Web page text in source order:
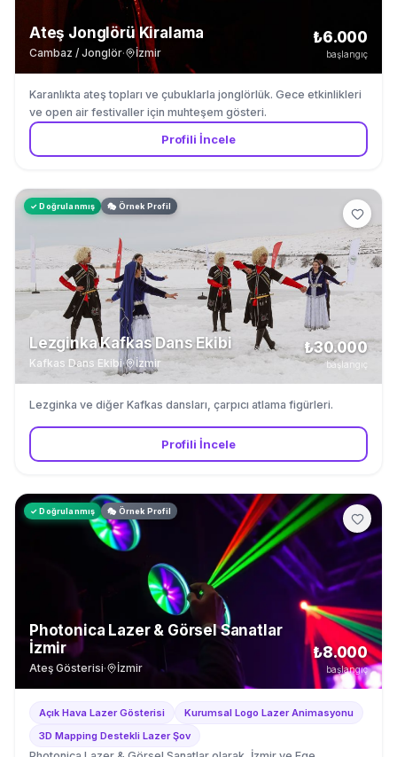
Ateş Jonglörü Kiralama
Cambaz / Jonglör· İzmir
₺6.000
başlangıç
Karanlıkta ateş topları ve çubuklarla jonglörlük. Gece etkinlikleri
ve open air festivaller için muhteşem gösteri.
Profili İncele
✓ Doğrulanmış 🎭 Örnek Profil
Lezginka Kafkas Dans Ekibi
Kafkas Dans Ekibi· İzmir
₺30.000
başlangıç
Lezginka ve diğer Kafkas dansları, çarpıcı atlama figürleri.
Profili İncele
✓ Doğrulanmış 🎭 Örnek Profil
Photonica Lazer & Görsel Sanatlar
İzmir
Ateş Gösterisi· İzmir
₺8.000
başlangıç
Açık Hava Lazer Gösterisi
Kurumsal Logo Lazer Animasyonu
3D Mapping Destekli Lazer Şov